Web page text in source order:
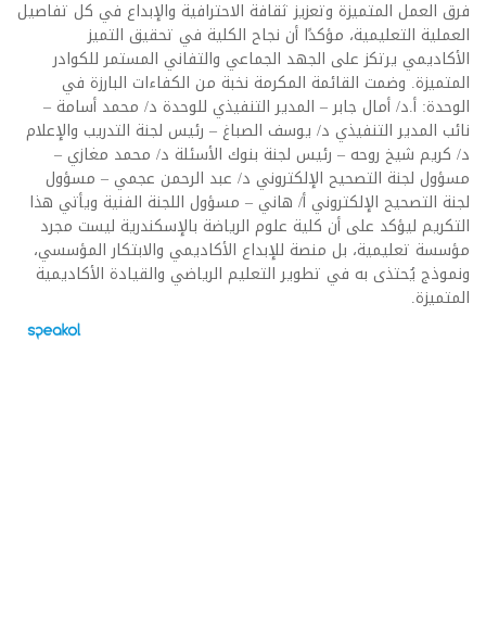
فرق العمل المتميزة وتعزيز ثقافة الاحترافية والإبداع في كل تفاصيل
العملية التعليمية، مؤكدًا أن نجاح الكلية في تحقيق التميز
الأكاديمي يرتكز على الجهد الجماعي والتفاني المستمر للكوادر
المتميزة. وضمت القائمة المكرمة نخبة من الكفاءات البارزة في
الوحدة: أ.د/ أمال جابر – المدير التنفيذي للوحدة د/ محمد أسامة –
نائب المدير التنفيذي د/ يوسف الصباغ – رئيس لجنة التدريب والإعلام
د/ كريم شيخ روحه – رئيس لجنة بنوك الأسئلة د/ محمد مغازي –
مسؤول لجنة التصحيح الإلكتروني د/ عبد الرحمن عجمي – مسؤول
لجنة التصحيح الإلكتروني أ/ هاني – مسؤول اللجنة الفنية ويأتي هذا
التكريم ليؤكد على أن كلية علوم الرياضة بالإسكندرية ليست مجرد
مؤسسة تعليمية، بل منصة للإبداع الأكاديمي والابتكار المؤسسي،
ونموذج يُحتذى به في تطوير التعليم الرياضي والقيادة الأكاديمية
المتميزة.